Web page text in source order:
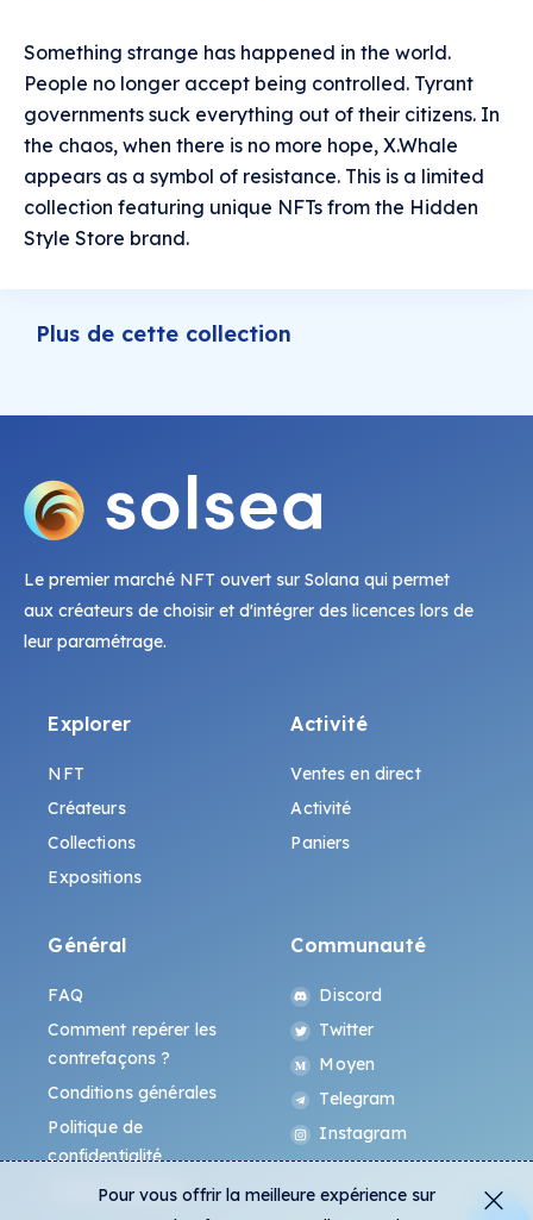
Something strange has happened in the world.
People no longer accept being controlled. Tyrant
governments suck everything out of their citizens. In
the chaos, when there is no more hope, X.Whale
appears as a symbol of resistance. This is a limited
collection featuring unique NFTs from the Hidden
Style Store brand.
Plus de cette collection
Le premier marché NFT ouvert sur Solana qui permet
aux créateurs de choisir et d'intégrer des licences lors de
leur paramétrage.
Explorer
NFT
Créateurs
Collections
Expositions
Activité
Ventes en direct
Activité
Paniers
Général
FAQ
Comment repérer les
contrefaçons ?
Conditions générales
Politique de
confidentialité
Protocole All-Art
Communauté
Discord
Twitter
Moyen
Telegram
Instagram
Pour vous offrir la meilleure expérience sur